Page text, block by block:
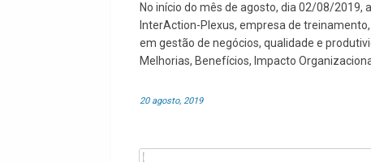
No início do mês de agosto, dia 02/08/2019,
InterAction-Plexus, empresa de
em gestão de negócios, qualidade e
Melhorias, Benefícios, Impacto
20 agosto, 2019